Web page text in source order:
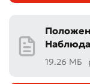
19.26 МБ